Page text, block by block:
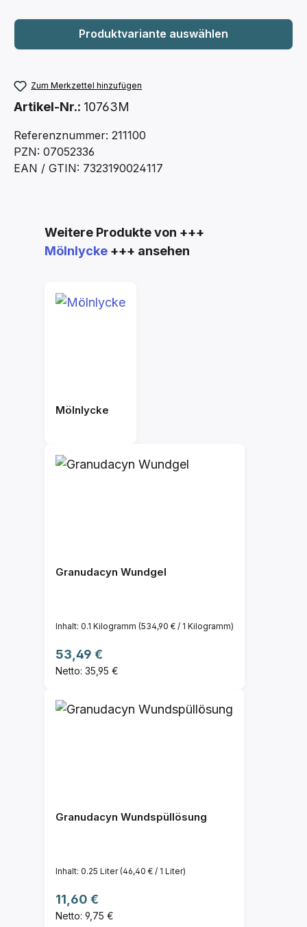
Zum Merkzettel hinzufügen
Artikel-Nr.: 10763M
Referenznummer: 211100
PZN: 07052336
EAN / GTIN: 7323190024117
Produktgalerie überspringen
Weitere Produkte von +++
Mölnlycke +++ ansehen
Mölnlycke
Granudacyn Wundgel
Inhalt: 0.1 Kilogramm (534,90 € / 1 Kilogramm)
Regulärer Preis:
53,49 €
Netto: 35,95 €
Granudacyn Wundspüllösung
Inhalt: 0.25 Liter(46,40 € / 1 Liter)
Regulärer Preis:
11,60 €
Netto: 9,75 €